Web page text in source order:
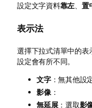
設定文字資料靠左、 置
表示法
選擇下拉式清單中的表
設定會有所不同。
文字：無其他設定
影像：
無延展：選取影